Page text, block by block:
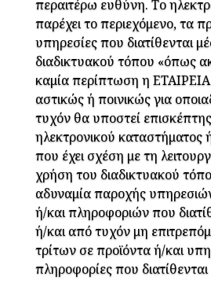
περαιτέρω ευθύνη. Το
παρέχει το περιεχόμενο, τα
υπηρεσίες που διατίθενται
διαδικτυακού τόπου «όπως
καμία περίπτωση η
αστικώς ή ποινικώς για
τυχόν θα υποστεί
ηλεκτρονικού καταστήματος
που έχει σχέση με τη
χρήση του διαδικτυακού
αδυναμία παροχής
ή/και πληροφοριών που
ή/και από τυχόν μη
τρίτων σε προϊόντα ή/και
πληροφορίες που